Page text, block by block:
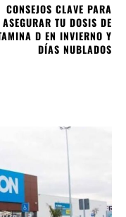
CONSEJOS CLAVE PARA
ASEGURAR TU DOSIS DE
D EN INVIERNO Y
DÍAS NUBLADOS